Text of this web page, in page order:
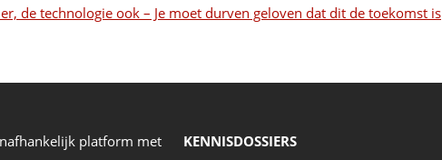
de technologie ook – Je moet durven geloven dat dit de toekomst is
platform met
KENNISDOSSIERS